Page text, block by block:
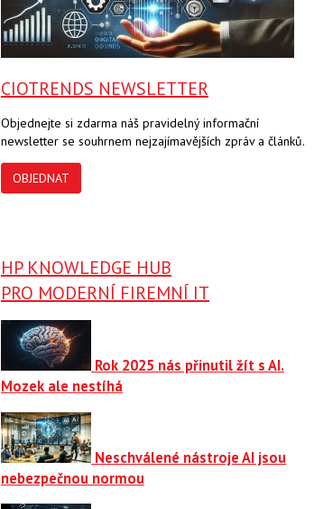
CIOTRENDS NEWSLETTER
Objednejte si zdarma náš pravidelný informační
newsletter se souhrnem nejzajímavějších zpráv a článků.
OBJEDNAT
HP KNOWLEDGE HUB
PRO MODERNÍ FIREMNÍ IT
Rok 2025 nás přinutil žít s AI.
Mozek ale nestíhá
Neschválené nástroje AI jsou
nebezpečnou normou